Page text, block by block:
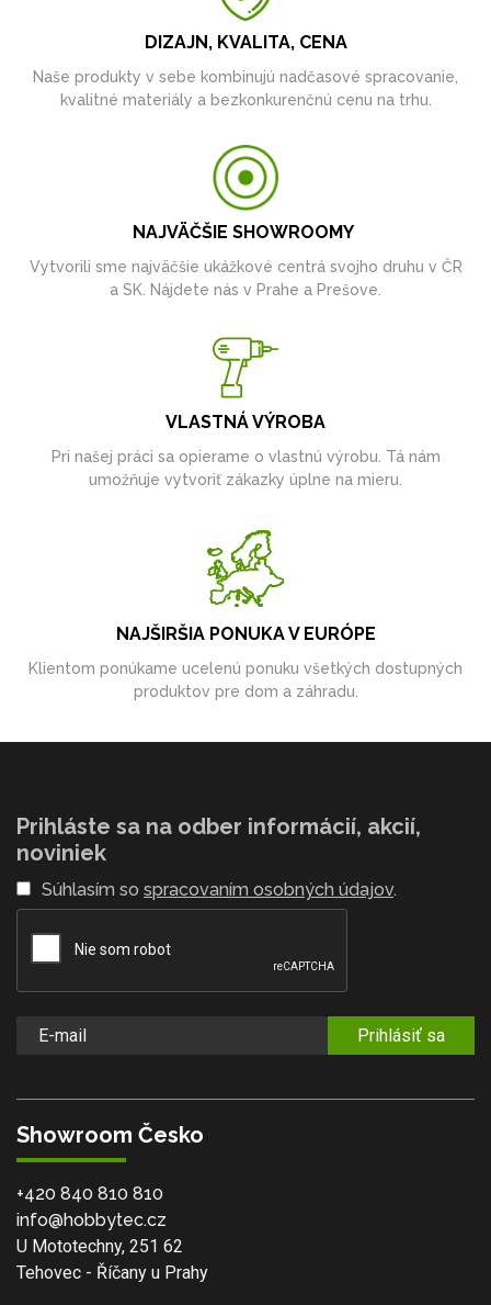
DIZAJN, KVALITA, CENA
Naše produkty v sebe kombinujú nadčasové spracovanie,
kvalitné materiály a bezkonkurenčnú cenu na trhu.
NAJVÄČŠIE SHOWROOMY
Vytvorili sme najväčšie ukážkové centrá svojho druhu v ČR
a SK. Nájdete nás v Prahe a Prešove.
VLASTNÁ VÝROBA
Pri našej práci sa opierame o vlastnú výrobu. Tá nám
umožňuje vytvoriť zákazky úplne na mieru.
NAJŠIRŠIA PONUKA V EURÓPE
Klientom ponúkame ucelenú ponuku všetkých dostupných
produktov pre dom a záhradu.
Prihláste sa na odber informácií, akcií,
noviniek
Súhlasím so spracovaním osobných údajov.
Prihlásiť sa
Showroom Česko
+420 840 810 810
info@hobbytec.cz
U Mototechny, 251 62
Tehovec - Říčany u Prahy